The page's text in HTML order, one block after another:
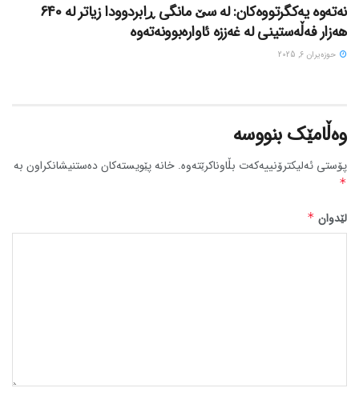
نەتەوە یەکگرتووەکان: لە سێ مانگی ڕابردوودا زیاتر لە 640
هەزار فەڵەستینی لە غەززە ئاوارەبوونەتەوە
حوزه‌یران 6, 2025
وەڵامێک بنووسە
پۆستی ئەلیکترۆنییەکەت بڵاوناکرێتەوە. خانە پێویستەکان دەستنیشانکراون بە
*
لێدوان *